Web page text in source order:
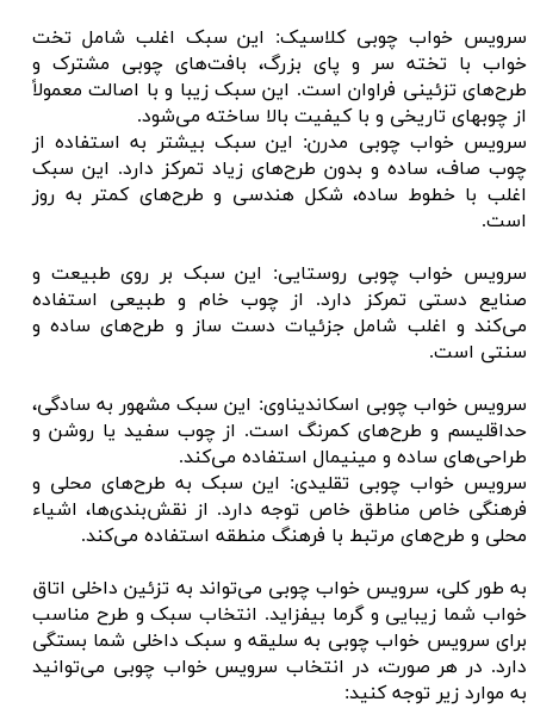
سرویس خواب چوبی کلاسیک: این سبک اغلب شامل تخت
خواب با تخته سر و پای بزرگ، بافت‌های چوبی مشترک و
طرح‌های تزئینی فراوان است. این سبک زیبا و با اصالت معمولاً
از چوبهای تاریخی و با کیفیت بالا ساخته می‌شود.
سرویس خواب چوبی مدرن: این سبک بیشتر به استفاده از
چوب صاف، ساده و بدون طرح‌های زیاد تمرکز دارد. این سبک
اغلب با خطوط ساده، شکل هندسی و طرح‌های کمتر به روز
است.
سرویس خواب چوبی روستایی: این سبک بر روی طبیعت و
صنایع دستی تمرکز دارد. از چوب خام و طبیعی استفاده
می‌کند و اغلب شامل جزئیات دست ساز و طرح‌های ساده و
سنتی است.
سرویس خواب چوبی اسکاندیناوی: این سبک مشهور به سادگی،
حداقلیسم و طرح‌های کمرنگ است. از چوب سفید یا روشن و
طراحی‌های ساده و مینیمال استفاده می‌کند.
سرویس خواب چوبی تقلیدی: این سبک به طرح‌های محلی و
فرهنگی خاص مناطق خاص توجه دارد. از نقش‌بندی‌ها، اشیاء
محلی و طرح‌های مرتبط با فرهنگ منطقه استفاده می‌کند.
به طور کلی، سرویس خواب چوبی می‌تواند به تزئین داخلی اتاق
خواب شما زیبایی و گرما بیفزاید. انتخاب سبک و طرح مناسب
برای سرویس خواب چوبی به سلیقه و سبک داخلی شما بستگی
دارد. در هر صورت، در انتخاب سرویس خواب چوبی می‌توانید
به موارد زیر توجه کنید: